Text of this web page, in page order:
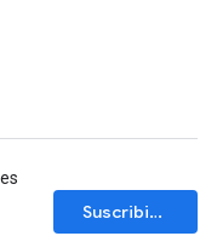
Suscribirse